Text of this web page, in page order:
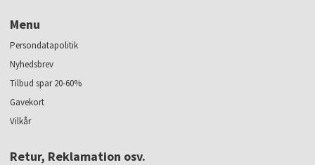
Menu
Persondatapolitik
Nyhedsbrev
Tilbud spar 20-60%
Gavekort
Vilkår
Retur, Reklamation osv.